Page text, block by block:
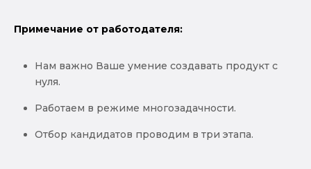
Примечание от работодателя:
Нам важно Ваше умение создавать продукт с
нуля.
Работаем в режиме многозадачности.
Отбор кандидатов проводим в три этапа.